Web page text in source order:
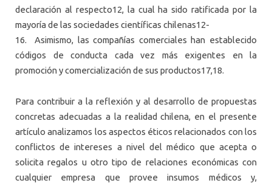
declaración al respecto12, la cual ha sido ratificada por la
mayoría de las sociedades científicas chilenas12-
16. Asimismo, las compañías comerciales han establecido
códigos de conducta cada vez más exigentes en la
promoción y comercialización de sus productos17,18.
Para contribuir a la reflexión y al desarrollo de propuestas
concretas adecuadas a la realidad chilena, en el presente
artículo analizamos los aspectos éticos relacionados con los
conflictos de intereses a nivel del médico que acepta o
solicita regalos u otro tipo de relaciones económicas con
cualquier empresa que provee insumos médicos y,